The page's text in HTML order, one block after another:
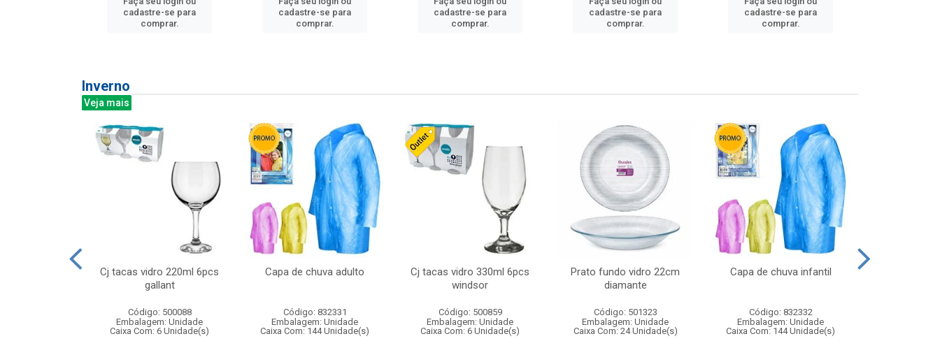
cadastre-se para
comprar.
cadastre-se para
comprar.
cadastre-se para
comprar.
cadastre-se para
comprar.
cadastre-se para
comprar.
Inverno
Veja mais
Cj tacas vidro 220ml 6pcs
gallant
Código: 500088
Embalagem: Unidade
Caixa Com: 6 Unidade(s)
Capa de chuva adulto
Código: 832331
Embalagem: Unidade
Caixa Com: 144 Unidade(s)
Cj tacas vidro 330ml 6pcs
windsor
Código: 500859
Embalagem: Unidade
Caixa Com: 6 Unidade(s)
Prato fundo vidro 22cm
diamante
Código: 501323
Embalagem: Unidade
Caixa Com: 24 Unidade(s)
Capa de chuva infantil
Código: 832332
Embalagem: Unidade
Caixa Com: 144 Unidade(s)